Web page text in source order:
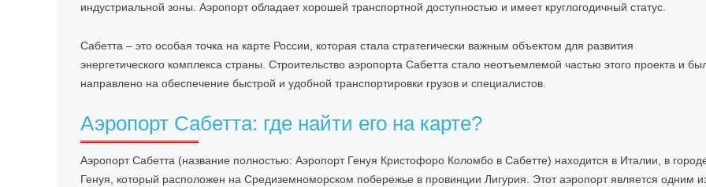
индустриальной зоны. Аэропорт обладает хорошей транспортной доступностью и имеет круглогодичный статус.
Сабетта – это особая точка на карте России, которая стала стратегически важным объектом для развития
энергетического комплекса страны. Строительство аэропорта Сабетта стало неотъемлемой частью этого проекта и
направлено на обеспечение быстрой и удобной транспортировки грузов и специалистов.
Аэропорт Сабетта: где найти его на карте?
Аэропорт Сабетта (название полностью: Аэропорт Генуя Кристофоро Коломбо в Сабетте) находится в Италии, в
Генуя, который расположен на Средиземноморском побережье в провинции Лигурия. Этот аэропорт является одним